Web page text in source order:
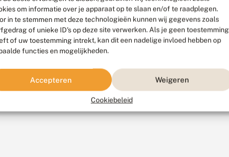
om informatie over je apparaat op te slaan en/of te raadplegen.
in te stemmen met deze technologieën kunnen wij gegevens zoals
of unieke ID's op deze site verwerken. Als je geen toestemming
of uw toestemming intrekt, kan dit een nadelige invloed hebben op
functies en mogelijkheden.
Accepteren Weigeren
Cookiebeleid